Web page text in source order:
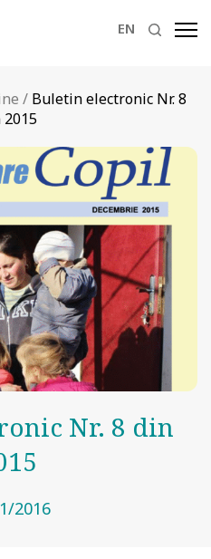
EN
/ Buletin electronic Nr. 8
Nr. 8 din
2016